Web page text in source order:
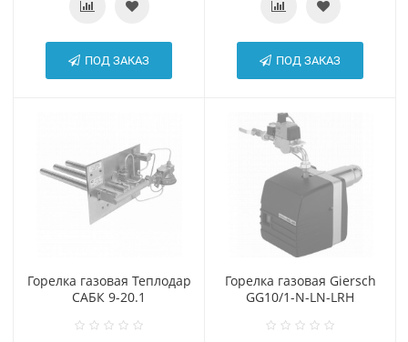
ПОД ЗАКАЗ ПОД ЗАКАЗ
Горелка газовая Теплодар
САБК 9-20.1
Горелка газовая Giersch
GG10/1-N-LN-LRH